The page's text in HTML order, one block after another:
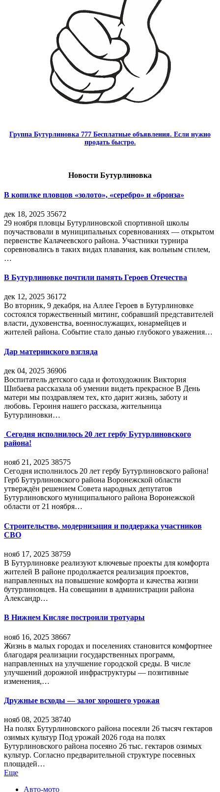
Группа Бутурлиновка 777 Бесплатные объявления. Если нужно
продать быстро.
Новости Бутурлиновка
В копилке пловцов «золото», «серебро» и «бронза»
дек 18, 2025 35672
29 ноября пловцы Бутурлиновской спортивной школы
поучаствовали в муниципальных соревнованиях — открытом
первенстве Калачеевского района. Участники турнира
соревновались в таких видах плавания, как вольным стилем,
…
В Бутурлиновке почтили память Героев Отечества
дек 12, 2025 36172
Во вторник, 9 декабря, на Аллее Героев в Бутурлиновке
состоялся торжественный митинг, собравший представителей
власти, духовенства, военнослужащих, юнармейцев и
жителей района. Событие стало данью глубокого уважения…
Дар материнского взгляда
дек 04, 2025 36906
Воспитатель детского сада и фотохудожник Виктория
Шибаева рассказала об умении видеть прекрасное В День
матери мы поздравляем тех, кто дарит жизнь, заботу и
любовь. Героиня нашего рассказа, жительница
Бутурлиновки…
Сегодня исполнилось 20 лет гербу Бутурлиновского
района!
нояб 21, 2025 38575
Сегодня исполнилось 20 лет гербу Бутурлиновского района!
Герб Бутурлиновского района Воронежской области
утверждён решением Совета народных депутатов
Бутурлиновского муниципального района Воронежской
области от 21 ноября…
Строительство, модернизация и поддержка участников
СВО
нояб 17, 2025 38759
В Бутурлиновке реализуют ключевые проекты для комфорта
жителей В районе продолжается реализация проектов,
направленных на повышение комфорта и качества жизни
бутурлиновцев. На совещании в администрации района
Александр…
В Нижнем Кисляе построили тротуары
нояб 16, 2025 38667
Жизнь в малых городах и поселениях становится комфортнее
благодаря реализации государственных программ,
направленных на улучшение городской среды. В числе
улучшений дорожной инфраструктуры — позитивные
изменения,…
Дружные всходы — залог хорошего урожая
нояб 08, 2025 38740
На полях Бутурлиновского района посеяли 26 тысяч гектаров
озимых культур Под урожай 2026 года на полях
Бутурлиновского района посеяно 26 тыс. гектаров озимых
культур. Согласно предварительной структуре посевных
площадей…
Еще
Авто-мото